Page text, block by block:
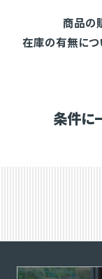
商品の
在庫の有無につ
条件に